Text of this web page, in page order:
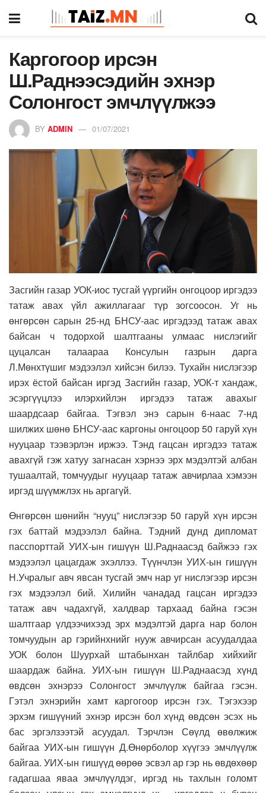
Каргогоор ирсэн
Ш.Раднээсэдийн эхнэр
Солонгост эмчлүүлжээ
BY ADMIN 01/07/2021
Засгийн газар УОК-иос тусгай үүргийн онгоцоор иргэдээ
татаж авах үйл ажиллагааг түр зогсоосон. Уг нь
өнгөрсөн сарын 25-нд БНСУ-аас иргэдээд татаж авах
байсан ч тодорхой шалтгааны улмаас нислэгийг
цуцалсан талаараа Консулын газрын дарга
Л.Мөнхтүшиг мэдээлэл хийсэн билээ. Тухайн нислэгээр
ирэх ёстой байсан иргэд Засгийн газар, УОК-т хандаж,
эсэргүүцлээ илэрхийлэн иргэдээ татаж авахыг
шаардсаар байгаа. Тэгвэл энэ сарын 6-наас 7-нд
шилжих шөнө БНСУ-аас каргоны онгоцоор 50 гаруй хүн
нууцаар тээвэрлэн иржээ. Тэнд гацсан иргэдээ татаж
авахгүй гэж хатуу загнасан хэрнээ эрх мэдэлтэй албан
тушаалтай, томчуудыг нууцаар татаж авчирлаа хэмээн
иргэд шүүмжлэх нь аргагүй.
Өнгөрсөн шөнийн “нууц” нислэгээр 50 гаруй хүн ирсэн
гэх баттай мэдээлэл байна. Тэдний дунд дипломат
пасспорттай УИХ-ын гишүүн Ш.Раднаасэд байжээ гэх
мэдээлэл цацагдаж эхэллээ. Түүнчлэн УИХ-ын гишүүн
Н.Учралыг авч явсан тусгай эмч нар уг нислэгээр ирсэн
гэх мэдээлэл бий. Хилийн чанадад гацсан иргэдээ
татаж авч чадахгүй, халдвар тархаад байна гэсэн
шалтгаар үлдээчихээд эрх мэдэлтэй дарга нар болон
томчуудын ар гэрийнхнийг нууж авчирсан асуудалдаа
УОК болон Шуурхай штабынхан тайлбар хийхийг
шаардаж байна. УИХ-ын гишүүн Ш.Раднаасэд хүнд
өвдсөн эхнэрээ Солонгост эмчлүүлж байгаа гэсэн.
Гэтэл эхнэрийн хамт каргогоор ирсэн гэх. Тэгэхээр
эрхэм гишүүний эхнэр ирсэн бол хүнд өвдсөн эсэх нь
бас эргэлзээтэй асуудал. Тэрчлэн Сөүлд өвөлжиж
байгаа УИХ-ын гишүүн Д.Өнөрболор хүүгээ эмчлүүлж
байгаа. УИХ-ын гишүүд өөрөө эсвэл ар гэр нь өвдөхөөр
гадагшаа яваа эмчлүүлдэг, иргэд нь тахлын голомт